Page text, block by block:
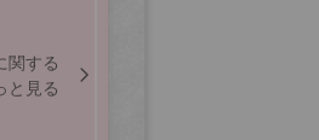
関する
と見る